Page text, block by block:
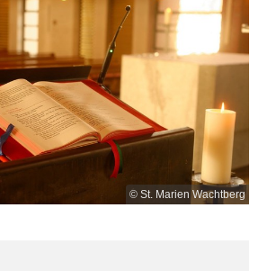
© St. Marien Wachtberg